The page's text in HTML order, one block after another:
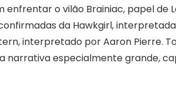
enfrentar o vilão Brainiac, papel de
da Hawkgirl,
interpretado por Aaron Pierre.
narrativa especialmente grande,